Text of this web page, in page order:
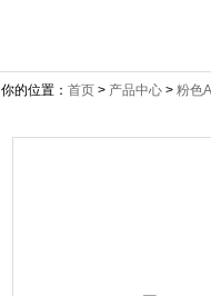
你的位置： 首页 > 产品中心 > 粉色